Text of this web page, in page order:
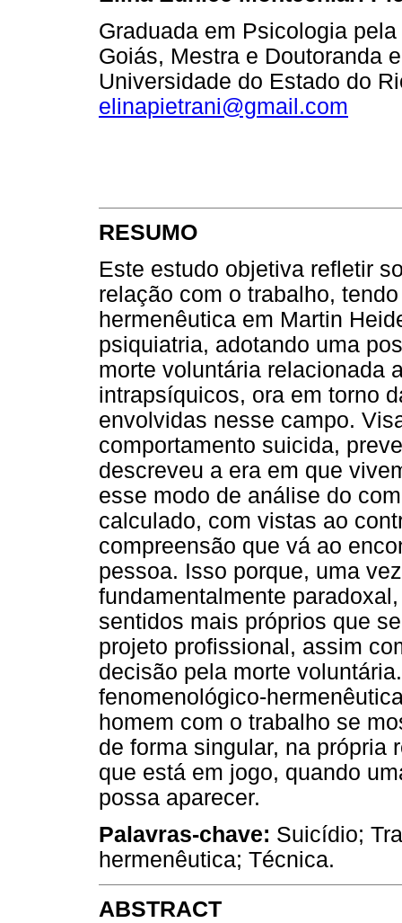
Graduada em Psicologia
Goiás, Mestra e Doutoranda
Universidade do Estado do
elinapietrani@gmail.com
RESUMO
Este estudo objetiva refletir
relação com o trabalho,
hermenêutica em Martin
psiquiatria, adotando uma
morte voluntária relacionada
intrapsíquicos, ora em torno
envolvidas nesse campo.
comportamento suicida,
descreveu a era em que
esse modo de análise do
calculado, com vistas ao
compreensão que vá ao
pessoa. Isso porque, uma
fundamentalmente
sentidos mais próprios que
projeto profissional, assim
decisão pela morte
fenomenológico-
homem com o trabalho se
de forma singular, na própria
que está em jogo, quando
possa aparecer.
Palavras-chave: Suicídio;
hermenêutica; Técnica.
ABSTRACT